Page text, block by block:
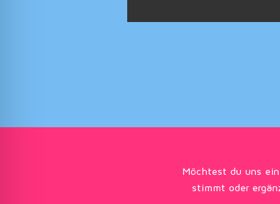
Möchtest du uns
stimmt oder